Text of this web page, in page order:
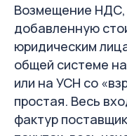
Возмещение НДС,
добавленную
юридическим
общей системе
или на УСН со
простая. Весь
фактур
Подписывайтесь!
Рассказываем, как
защитить бизнес от ФНС
управлять бухгалтерией.
Telegram-